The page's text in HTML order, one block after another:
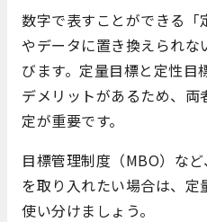
数字で表すことができる
やデータに置き換えられ
びます。定量目標と定性目
デメリットがあるため、
定が重要です。
目標管理制度（MBO）な
を取り入れたい場合は、
使い分けましょう。